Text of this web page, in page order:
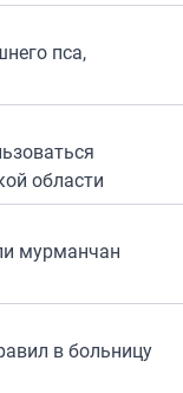
пса,
области
мурманчан
в больницу